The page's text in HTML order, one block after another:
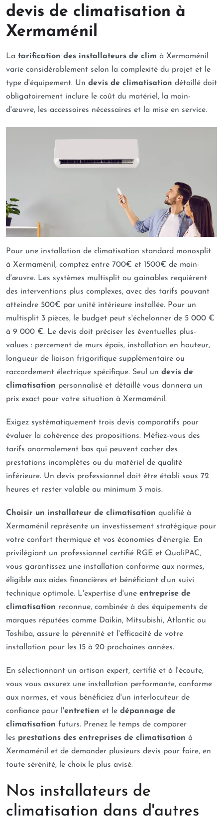
devis de climatisation à
Xermaménil
La tarification des installateurs de clim à Xermaménil
varie considérablement selon la complexité du projet et le
type d'équipement. Un devis de climatisation détaillé doit
obligatoirement inclure le coût du matériel, la main-
d'œuvre, les accessoires nécessaires et la mise en service.
Pour une installation de climatisation standard monosplit
à Xermaménil, comptez entre 700€ et 1500€ de main-
d'œuvre. Les systèmes multisplit ou gainables requièrent
des interventions plus complexes, avec des tarifs pouvant
atteindre 500€ par unité intérieure installée. Pour un
multisplit 3 pièces, le budget peut s'échelonner de 5 000 €
à 9 000 €. Le devis doit préciser les éventuelles plus-
values : percement de murs épais, installation en hauteur,
longueur de liaison frigorifique supplémentaire ou
raccordement électrique spécifique. Seul un devis de
climatisation personnalisé et détaillé vous donnera un
prix exact pour votre situation à Xermaménil.
Exigez systématiquement trois devis comparatifs pour
évaluer la cohérence des propositions. Méfiez-vous des
tarifs anormalement bas qui peuvent cacher des
prestations incomplètes ou du matériel de qualité
inférieure. Un devis professionnel doit être établi sous 72
heures et rester valable au minimum 3 mois.
Choisir un installateur de climatisation qualifié à
Xermaménil représente un investissement stratégique pour
votre confort thermique et vos économies d'énergie. En
privilégiant un professionnel certifié RGE et QualiPAC,
vous garantissez une installation conforme aux normes,
éligible aux aides financières et bénéficiant d'un suivi
technique optimale. L'expertise d'une entreprise de
climatisation reconnue, combinée à des équipements de
marques réputées comme Daikin, Mitsubishi, Atlantic ou
Toshiba, assure la pérennité et l'efficacité de votre
installation pour les 15 à 20 prochaines années.
En sélectionnant un artisan expert, certifié et à l'écoute,
vous vous assurez une installation performante, conforme
aux normes, et vous bénéficiez d'un interlocuteur de
confiance pour l'entretien et le dépannage de
climatisation futurs. Prenez le temps de comparer
les prestations des entreprises de climatisation à
Xermaménil et de demander plusieurs devis pour faire, en
toute sérénité, le choix le plus avisé.
Nos installateurs de
climatisation dans d'autres